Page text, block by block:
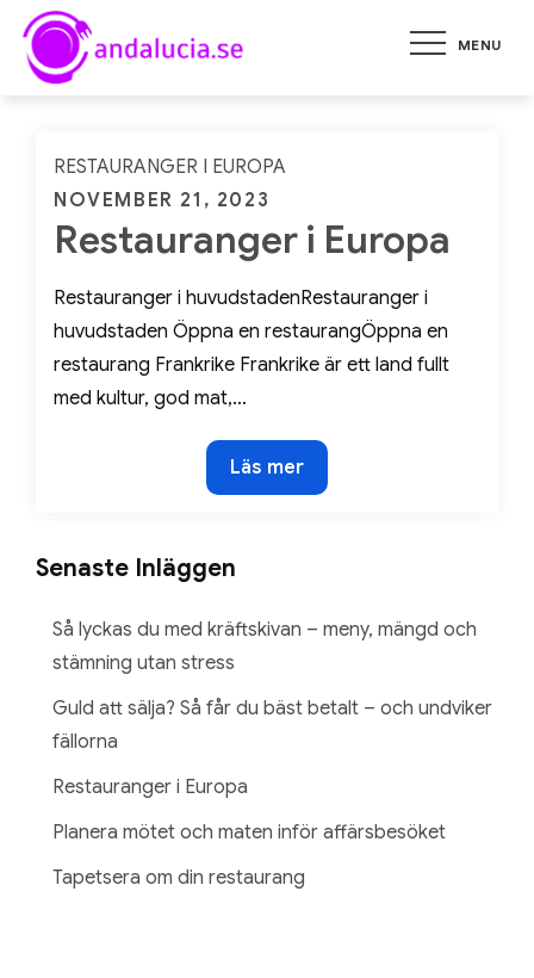
Skip
content
MENU
andalucia.se
Tips på restauranger och att
RESTAURANGER I EUROPA
Posted
on
NOVEMBER 21, 2023
Restauranger i Europa
Restauranger i huvudstadenRestauranger i
huvudstaden Öppna en restaurangÖppna en
restaurang Frankrike Frankrike är ett land fullt
med kultur, god mat,…
Restauranger
i
Läs mer
Senaste Inläggen
Så lyckas du med kräftskivan – meny, mängd och
stämning utan stress
Guld att sälja? Så får du bäst betalt – och undviker
fällorna
Restauranger i Europa
Planera mötet och maten inför affärsbesöket
Tapetsera om din restaurang